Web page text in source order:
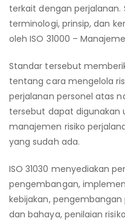
terkait dengan
terminologi, prinsip, dan
oleh ISO 31000 –
Standar tersebut
tentang cara mengelola
perjalanan personel atas
tersebut dapat
manajemen risiko
yang sudah ada.
ISO 31030 menyediakan
pengembangan,
kebijakan,
dan bahaya, penilaian